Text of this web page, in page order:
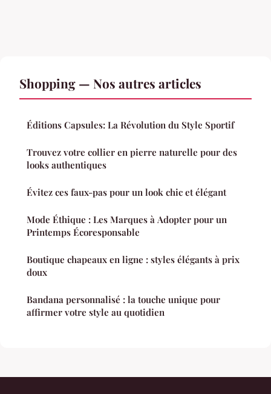
Shopping — Nos autres articles
Éditions Capsules: La Révolution du Style Sportif
Trouvez votre collier en pierre naturelle pour des
looks authentiques
Évitez ces faux-pas pour un look chic et élégant
Mode Éthique : Les Marques à Adopter pour un
Printemps Écoresponsable
Boutique chapeaux en ligne : styles élégants à prix
doux
Bandana personnalisé : la touche unique pour
affirmer votre style au quotidien